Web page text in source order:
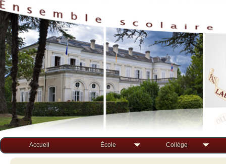
Accueil École Collège